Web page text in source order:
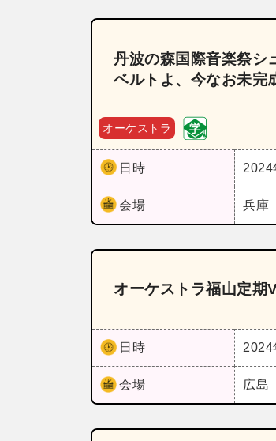
丹波の森国際音楽祭シ
ベルトよ、今なお未完
オーケストラ
日時 2024
会場 兵庫
オーケストラ福山定期
日時 2024
会場 広島